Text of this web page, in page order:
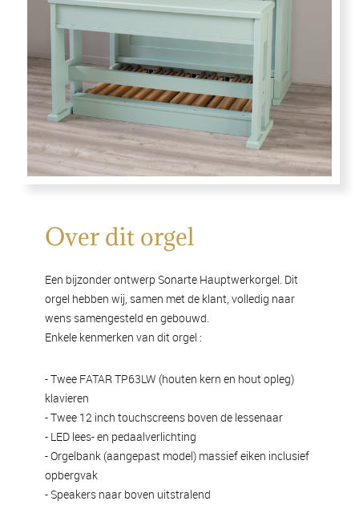
Over dit orgel
Een bijzonder ontwerp Sonarte Hauptwerkorgel. Dit
orgel hebben wij, samen met de klant, volledig naar
wens samengesteld en gebouwd.
Enkele kenmerken van dit orgel :
- Twee FATAR TP63LW (houten kern en hout opleg)
klavieren
- Twee 12 inch touchscreens boven de lessenaar
- LED lees- en pedaalverlichting
- Orgelbank (aangepast model) massief eiken inclusief
opbergvak
- Speakers naar boven uitstralend